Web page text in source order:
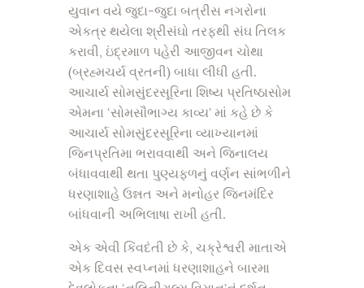
યુવાન વયે જુદા-જુદા બત્રીસ નગરોના
એકત્ર થયેલા શ્રીસંઘો તરફથી સંઘ તિલક
કરાવી, ઇંદ્રમાળ પહેરી આજીવન ચોથા
(બ્રહ્મચર્ય વ્રતની) બાધા લીધી હતી.
આચાર્ય સોમસુંદરસૂરિના શિષ્ય પ્રતિષ્ઠાસોમ
એમના ‘સોમસૌભાગ્ય કાવ્ય’ માં કહે છે કે
આચાર્ય સોમસુંદરસૂરિના વ્યાખ્યાનમાં
જિનપ્રતિમા ભરાવવાથી અને જિનાલય
બંધાવવાથી થતા પુણ્યફળનું વર્ણન સાંભળીને
ધરણાશાહે ઉન્નત અને મનોહર જિનમંદિર
બાંધવાની અભિલાષા રાખી હતી.
એક એવી કિંવદંતી છે કે, ચક્રેશ્વરી માતાએ
એક દિવસ સ્વપ્નમાં ધરણાશાહને બારમા